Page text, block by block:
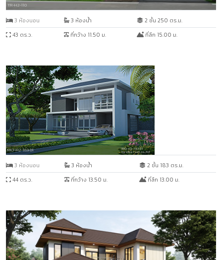
TR-H2-110
3 ห้องนอน 3 ห้องน้ำ
2 ชั้น 250 ตร.ม.
43 ตร.ว.
ที่กว้าง 11.50 ม. ที่ลึก 15.00 ม.
MO-H2-183.01
3 ห้องนอน 3 ห้องน้ำ
2 ชั้น 183 ตร.ม.
44 ตร.ว.
ที่กว้าง 13.50 ม. ที่ลึก 13.00 ม.